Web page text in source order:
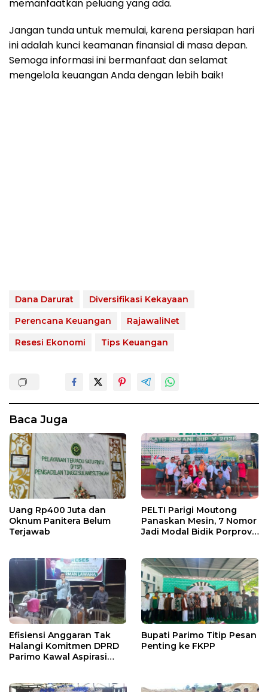
memanfaatkan peluang yang ada.
Jangan tunda untuk memulai, karena persiapan hari
ini adalah kunci keamanan finansial di masa depan.
Semoga informasi ini bermanfaat dan selamat
mengelola keuangan Anda dengan lebih baik!
Dana Darurat
Diversifikasi Kekayaan
Perencana Keuangan
RajawaliNet
Resesi Ekonomi
Tips Keuangan
Baca Juga
Uang Rp400 Juta dan
Oknum Panitera Belum
Terjawab
PELTI Parigi Moutong
Panaskan Mesin, 7 Nomor
Jadi Modal Bidik Porprov
Efisiensi Anggaran Tak
Halangi Komitmen DPRD
Parimo Kawal Aspirasi
Bupati Parimo Titip Pesan
Penting ke FKPP